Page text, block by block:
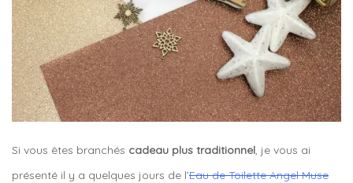
Si vous êtes branchés cadeau plus traditionnel, je vous ai
présenté il y a quelques jours de l’Eau de Toilette Angel Muse